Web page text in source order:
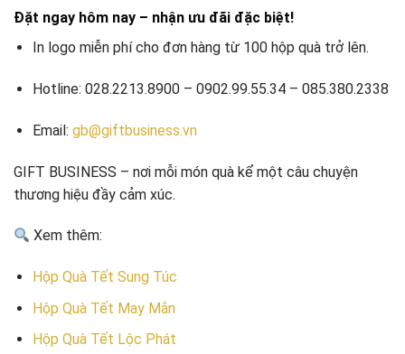
Đặt ngay hôm nay – nhận ưu đãi đặc biệt!
In logo miễn phí cho đơn hàng từ 100 hộp quà trở lên.
Hotline: 028.2213.8900 – 0902.99.55.34 – 085.380.2338
Email: gb@giftbusiness.vn
GIFT BUSINESS – nơi mỗi món quà kể một câu chuyện
thương hiệu đầy cảm xúc.
Xem thêm:
Hộp Quà Tết Sung Túc
Hộp Quà Tết May Mắn
Hộp Quà Tết Lộc Phát